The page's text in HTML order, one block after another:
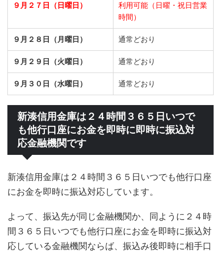
９月２７日（日曜日）
利用可能（日曜・祝日営業
時間）
９月２８日（月曜日） 通常どおり
９月２９日（火曜日） 通常どおり
９月３０日（水曜日） 通常どおり
新湊信用金庫は２４時間３６５日いつで
も他行口座にお金を即時に即時に振込対
応金融機関です
新湊信用金庫は２４時間３６５日いつでも他行口座
にお金を即時に振込対応しています。
よって、振込先が同じ金融機関か、同ように２４時
間３６５日いつでも他行口座にお金を即時に振込対
応している金融機関ならば、振込み後即時に相手口